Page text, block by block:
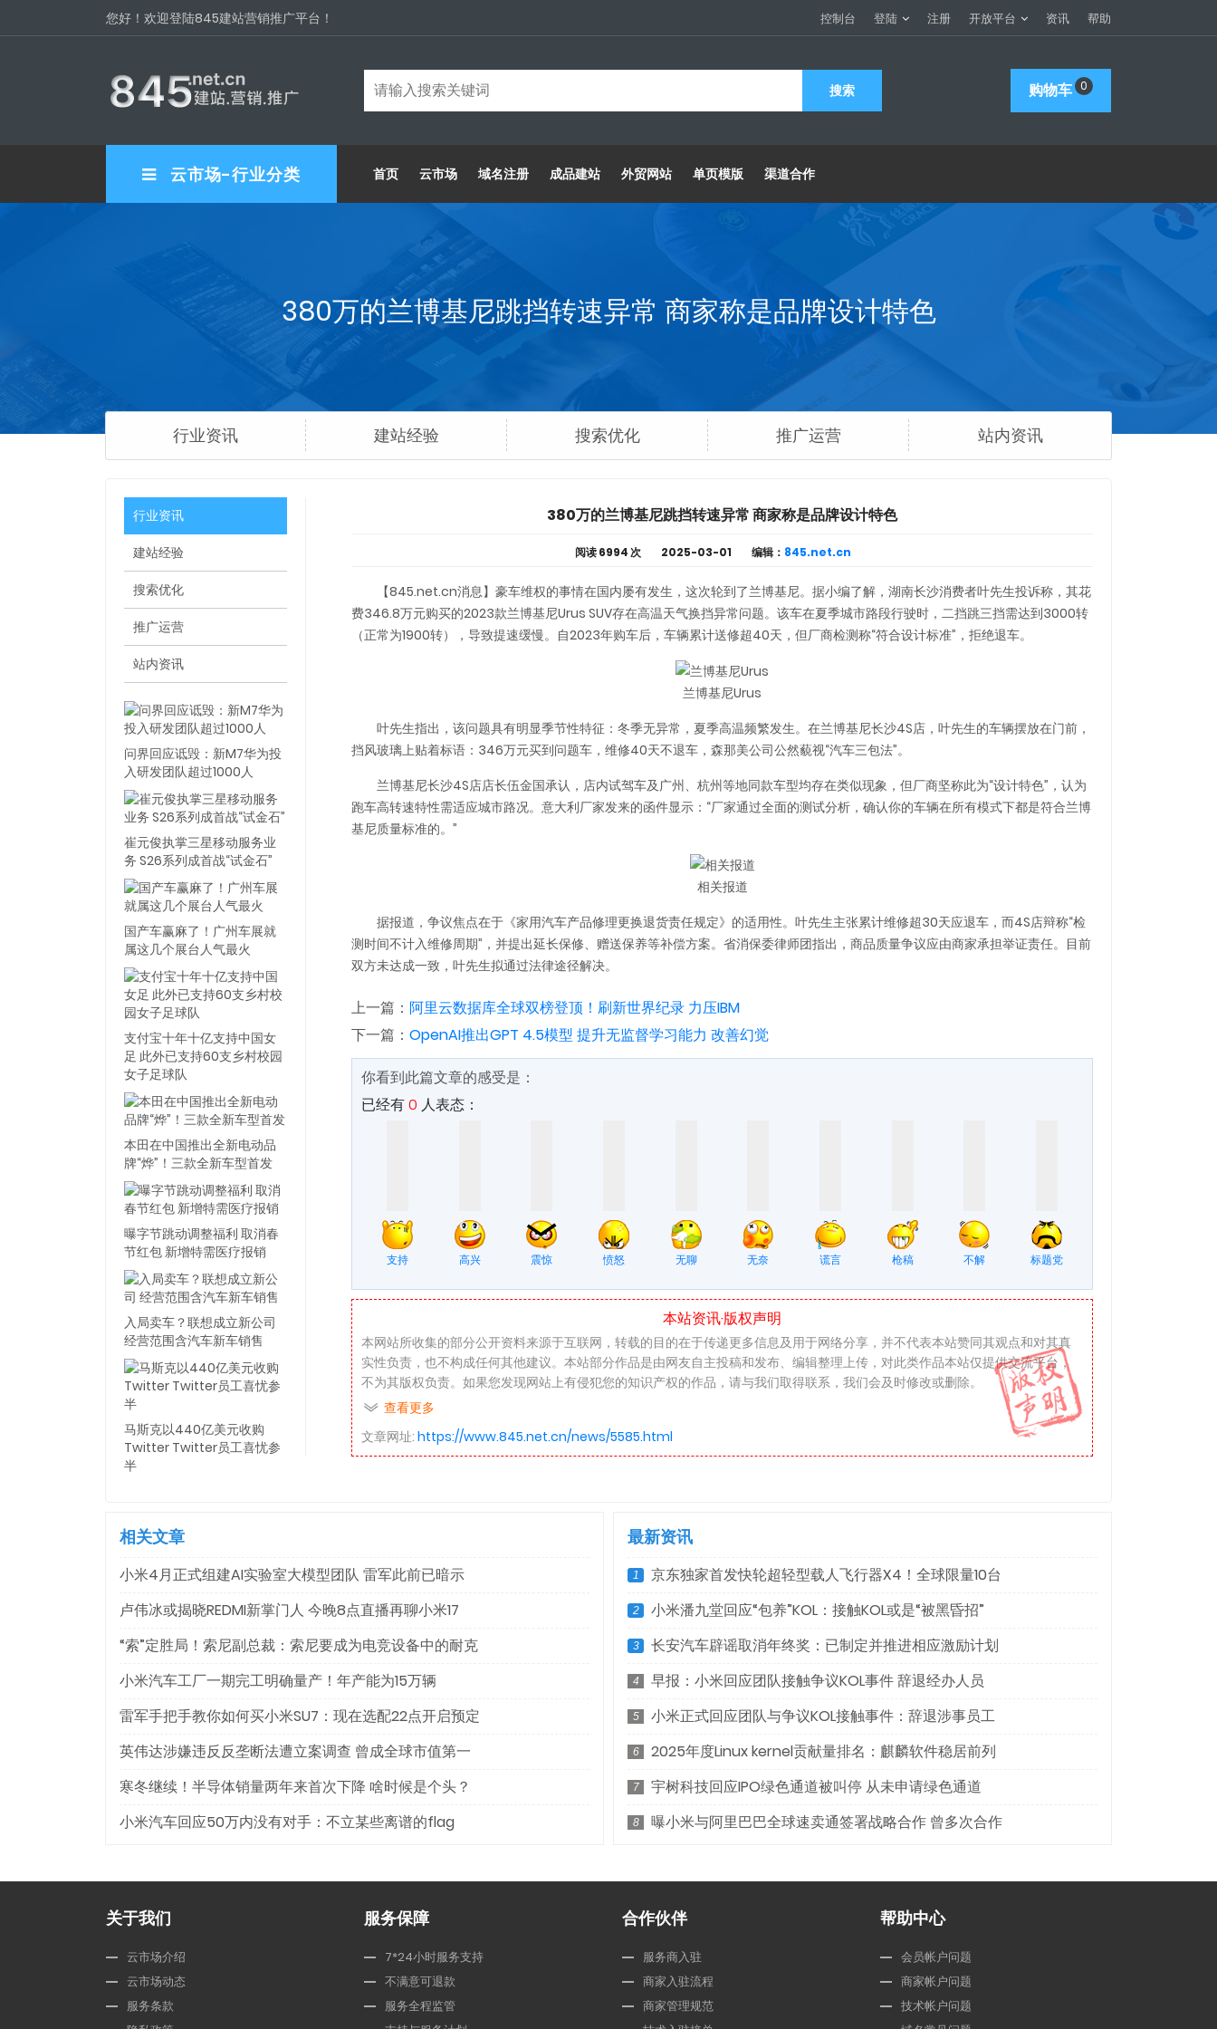
您好！欢迎登陆845建站营销推广平台！ 控制台 登陆 注册 开放平台 资讯 帮助
购物车 0
云市场-行业分类 首页 云市场 域名注册 成品建站 外贸网站 单页模版 渠道合作
380万的兰博基尼跳挡转速异常 商家称是品牌设计特色
行业资讯 建站经验 搜索优化 推广运营 站内资讯
行业资讯
建站经验
搜索优化
推广运营
站内资讯
问界回应诋毁：新M7华为投
入研发团队超过1000人
崔元俊执掌三星移动服务业
务 S26系列成首战“试金石”
国产车赢麻了！广州车展就
属这几个展台人气最火
支付宝十年十亿支持中国女
足 此外已支持60支乡村校园
女子足球队
本田在中国推出全新电动品
牌“烨”！三款全新车型首发
曝字节跳动调整福利 取消春
节红包 新增特需医疗报销
入局卖车？联想成立新公司
经营范围含汽车新车销售
马斯克以440亿美元收购
Twitter Twitter员工喜忧参
半
380万的兰博基尼跳挡转速异常 商家称是品牌设计特色
阅读6994 次 2025-03-01 编辑： 845.net.cn​
【845.net.cn消息】豪车维权的事情在国内屡有发生，这次轮到了兰博基尼。据小编了解，湖南长沙消费者叶先生投诉称，其花
费346.8万元购买的2023款兰博基尼Urus SUV存在高温天气换挡异常问题。该车在夏季城市路段行驶时，二挡跳三挡需达到3000转
（正常为1900转），导致提速缓慢。自2023年购车后，车辆累计送修超40天，但厂商检测称“符合设计标准”，拒绝退车。
兰博基尼Urus
叶先生指出，该问题具有明显季节性特征：冬季无异常，夏季高温频繁发生。在兰博基尼长沙4S店，叶先生的车辆摆放在门前，
挡风玻璃上贴着标语：346万元买到问题车，维修40天不退车，森那美公司公然藐视“汽车三包法”。
兰博基尼长沙4S店店长伍金国承认，店内试驾车及广州、杭州等地同款车型均存在类似现象，但厂商坚称此为“设计特色”，认为
跑车高转速特性需适应城市路况。意大利厂家发来的函件显示：“厂家通过全面的测试分析，确认你的车辆在所有模式下都是符合兰博
基尼质量标准的。”
相关报道
据报道，争议焦点在于《家用汽车产品修理更换退货责任规定》的适用性。叶先生主张累计维修超30天应退车，而4S店辩称“检
测时间不计入维修周期”，并提出延长保修、赠送保养等补偿方案。省消保委律师团指出，商品质量争议应由商家承担举证责任。目前
双方未达成一致，叶先生拟通过法律途径解决。
上一篇： 阿里云数据库全球双榜登顶！刷新世界纪录 力压IBM
下一篇： OpenAI推出GPT 4.5模型 提升无监督学习能力 改善幻觉
你看到此篇文章的感受是：
已经有0 人表态：
支持 高兴 震惊 愤怒 无聊 无奈 谎言 枪稿 不解 标题党
本站资讯·版权声明
本网站所收集的部分公开资料来源于互联网，转载的目的在于传递更多信息及用于网络分享，并不代表本站赞同其观点和对其真
实性负责，也不构成任何其他建议。本站部分作品是由网友自主投稿和发布、编辑整理上传，对此类作品本站仅提供交流平台，
不为其版权负责。如果您发现网站上有侵犯您的知识产权的作品，请与我们取得联系，我们会及时修改或删除。
本网站所提供的信息，只供参考之用。本网站不保证信息的准确性、有效性、及时性和完整性。本网站及其雇员一概毋须以任何
方式就任何信息传递或传送的失误、不准确或错误，对用户或任何其他人士负任何直接或间接责任。在法律允许的范围内，本网
站在此声明，不承担用户或任何人士就使用或未能使用本网站所提供的信息或任何链接所引致的任何直接、间接、附带、从属、
查看更多
文章网址: https://www.845.net.cn/news/5585.html
相关文章
小米4月正式组建AI实验室大模型团队 雷军此前已暗示
卢伟冰或揭晓REDMI新掌门人 今晚8点直播再聊小米17
“索”定胜局！索尼副总裁：索尼要成为电竞设备中的耐克
小米汽车工厂一期完工明确量产！年产能为15万辆
雷军手把手教你如何买小米SU7：现在选配22点开启预定
英伟达涉嫌违反反垄断法遭立案调查 曾成全球市值第一
寒冬继续！半导体销量两年来首次下降 啥时候是个头？
小米汽车回应50万内没有对手：不立某些离谱的flag
最新资讯
1 京东独家首发快轮超轻型载人飞行器X4！全球限量10台
2 小米潘九堂回应“包养”KOL：接触KOL或是“被黑昏招”
3 长安汽车辟谣取消年终奖：已制定并推进相应激励计划
4 早报：小米回应团队接触争议KOL事件 辞退经办人员
5 小米正式回应团队与争议KOL接触事件：辞退涉事员工
6 2025年度Linux kernel贡献量排名：麒麟软件稳居前列
7 宇树科技回应IPO绿色通道被叫停 从未申请绿色通道
8 曝小米与阿里巴巴全球速卖通签署战略合作 曾多次合作
关于我们
云市场介绍
云市场动态
服务条款
服务保障
7*24小时服务支持
不满意可退款
服务全程监管
合作伙伴
服务商入驻
商家入驻流程
商家管理规范
帮助中心
会员帐户问题
商家帐户问题
技术帐户问题